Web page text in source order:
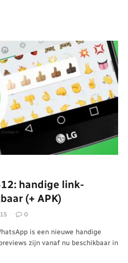
handige link-
(+ APK)
0
is een nieuwe handige
zijn vanaf nu beschikbaar in